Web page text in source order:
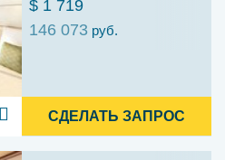
$ 1 719
146 073 руб.
СДЕЛАТЬ ЗАПРОС